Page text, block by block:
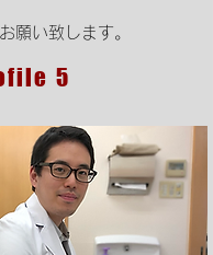
願い致します。
5